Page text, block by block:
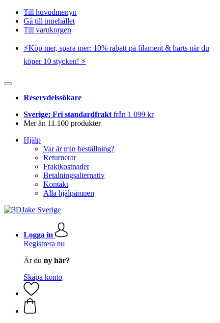
Till huvudmenyn
Gå till innehållet
Till varukorgen
⚡️Köp mer, spara mer: 10% rabatt på filament & harts när du
köper 10 stycken! ⚡️
Reservdelssökare
Sverige: Fri standardfrakt från 1 099 kr
Mer än 11.100 produkter
Hjälp
Var är min beställning?
Returnerar
Fraktkostnader
Betalningsalternativ
Kontakt
Alla hjälpämnen
Logga in
Registrera nu
Är du ny här?
Skapa konto